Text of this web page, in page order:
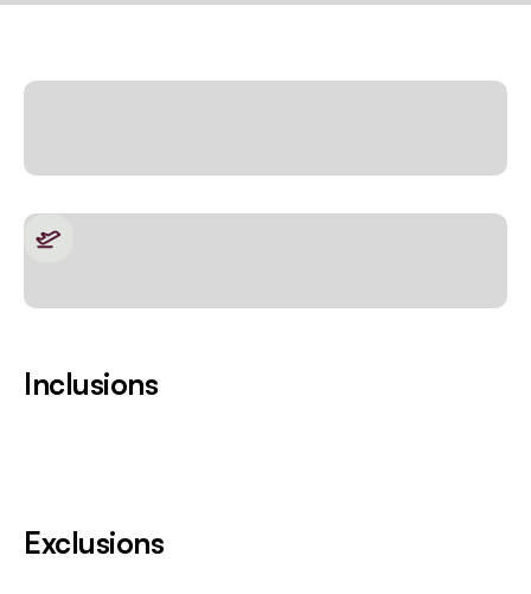
Inclusions
Exclusions